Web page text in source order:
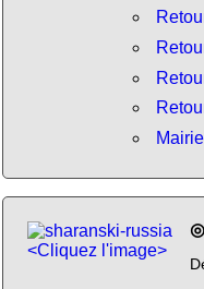
<Cliquez l'image>